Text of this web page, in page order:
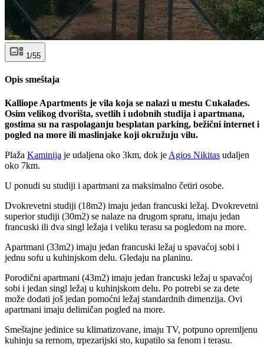
1/55
Opis smeštaja
Kalliope Apartments je vila koja se nalazi u mestu Cukalades.
Osim velikog dvorišta, svetlih i udobnih studija i apartmana,
gostima su na raspolaganju besplatan parking, bežični internet i
pogled na more ili maslinjake koji okružuju vilu.
Plaža Kaminija je udaljena oko 3km, dok je Agios Nikitas udaljen
oko 7km.
U ponudi su studiji i apartmani za maksimalno četiri osobe.
Dvokrevetni studiji (18m2) imaju jedan francuski ležaj. Dvokrevetni
superior studiji (30m2) se nalaze na drugom spratu, imaju jedan
francuski ili dva singl ležaja i veliku terasu sa pogledom na more.
Apartmani (33m2) imaju jedan francuski ležaj u spavaćoj sobi i
jednu sofu u kuhinjskom delu. Gledaju na planinu.
Porodični apartmani (43m2) imaju jedan francuski ležaj u spavaćoj
sobi i jedan singl ležaj u kuhinjskom delu. Po potrebi se za dete
može dodati još jedan pomoćni ležaj standardnih dimenzija. Ovi
apartmani imaju delimičan pogled na more.
Smeštajne jedinice su klimatizovane, imaju TV, potpuno opremljenu
kuhinju sa rernom, trpezarijski sto, kupatilo sa fenom i terasu.